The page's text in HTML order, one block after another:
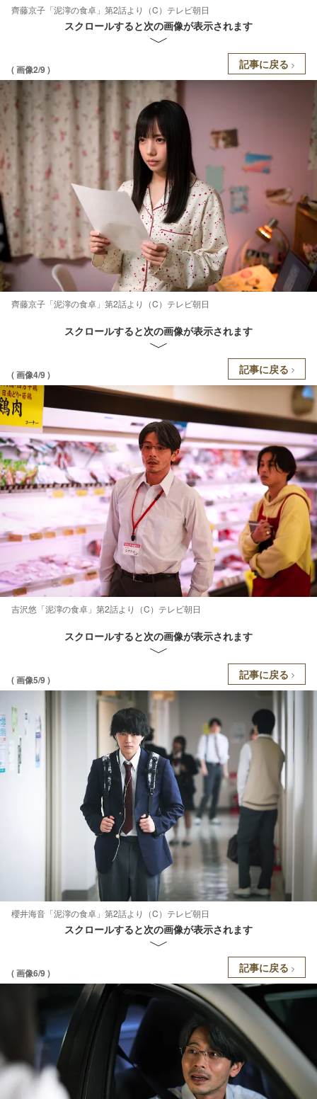
齊藤京子「泥濘の食卓」第2話より（C）テレビ朝日
スクロールすると次の画像が表示されます
( 画像2/9 ) 記事に戻る
齊藤京子「泥濘の食卓」第2話より（C）テレビ朝日
スクロールすると次の画像が表示されます
( 画像4/9 ) 記事に戻る
吉沢悠「泥濘の食卓」第2話より（C）テレビ朝日
スクロールすると次の画像が表示されます
( 画像5/9 ) 記事に戻る
櫻井海音「泥濘の食卓」第2話より（C）テレビ朝日
スクロールすると次の画像が表示されます
( 画像6/9 ) 記事に戻る